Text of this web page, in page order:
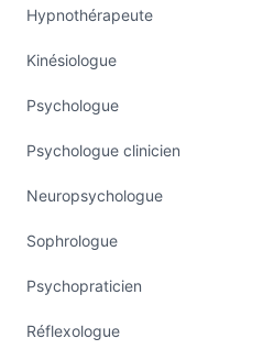
Hypnothérapeute
Kinésiologue
Psychologue
Psychologue clinicien
Neuropsychologue
Sophrologue
Psychopraticien
Réflexologue